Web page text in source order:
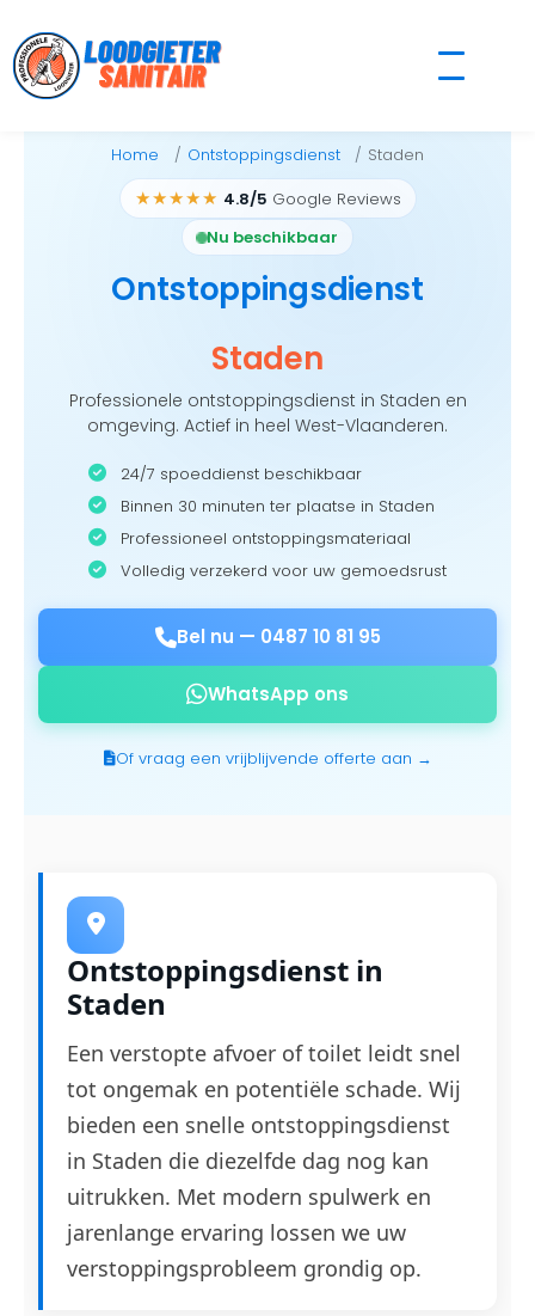
to
content
Home Ontstoppingsdienst Staden
★★★★★ 4.8/5 Google Reviews
Nu beschikbaar
Ontstoppingsdienst
Staden
Professionele ontstoppingsdienst in Staden en
omgeving. Actief in heel West-Vlaanderen.
24/7 spoeddienst beschikbaar
Binnen 30 minuten ter plaatse in Staden
Professioneel ontstoppingsmateriaal
Volledig verzekerd voor uw gemoedsrust
Bel nu — 0487 10 81 95
WhatsApp ons
Of vraag een vrijblijvende offerte aan →
Ontstoppingsdienst in
Staden
Een verstopte afvoer of toilet leidt snel
tot ongemak en potentiële schade. Wij
bieden een snelle ontstoppingsdienst
in Staden die diezelfde dag nog kan
uitrukken. Met modern spulwerk en
jarenlange ervaring lossen we uw
verstoppingsprobleem grondig op.